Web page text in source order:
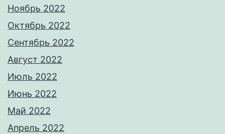
Ноябрь 2022
Октябрь 2022
Сентябрь 2022
Август 2022
Июль 2022
Июнь 2022
Май 2022
Апрель 2022